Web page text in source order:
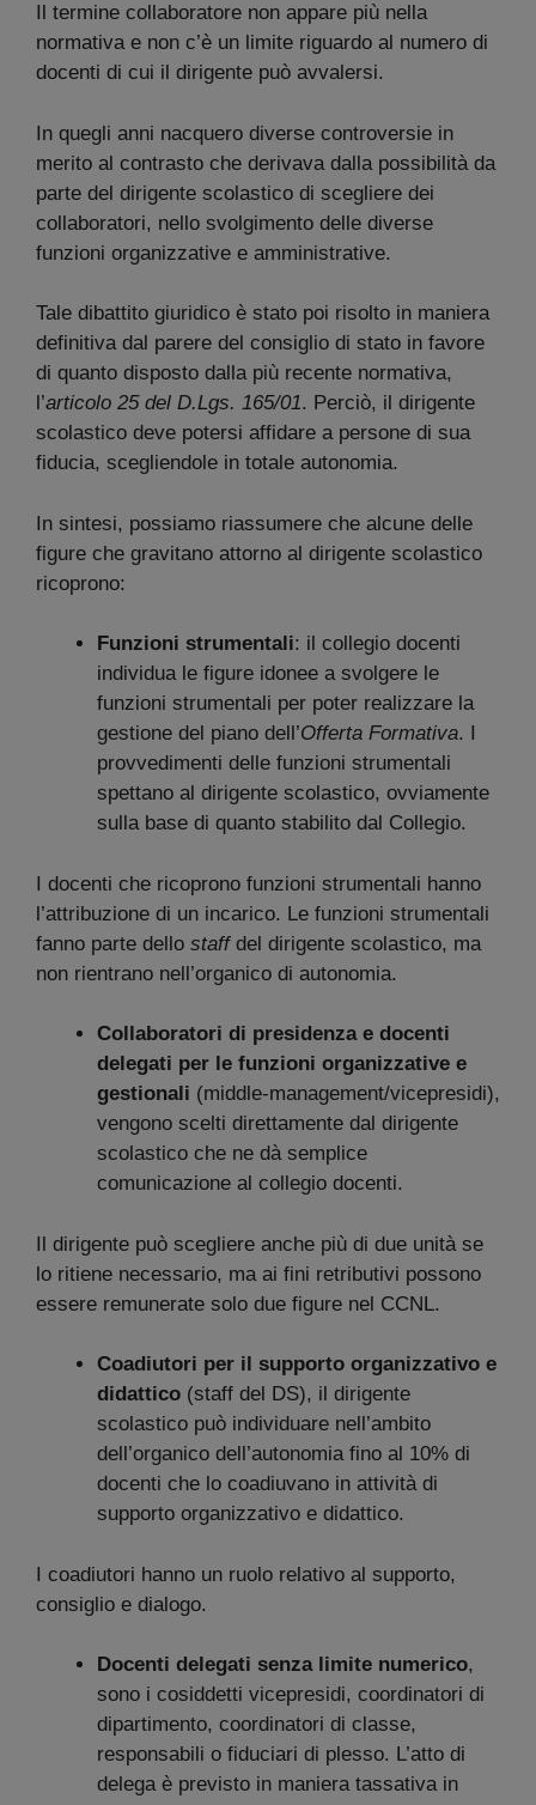
Il termine collaboratore non appare più nella
normativa e non c’è un limite riguardo al numero di
docenti di cui il dirigente può avvalersi.
In quegli anni nacquero diverse controversie in
merito al contrasto che derivava dalla possibilità da
parte del dirigente scolastico di scegliere dei
collaboratori, nello svolgimento delle diverse
funzioni organizzative e amministrative.
Tale dibattito giuridico è stato poi risolto in maniera
definitiva dal parere del consiglio di stato in favore
di quanto disposto dalla più recente normativa,
l’articolo 25 del D.Lgs. 165/01. Perciò, il dirigente
scolastico deve potersi affidare a persone di sua
fiducia, scegliendole in totale autonomia.
In sintesi, possiamo riassumere che alcune delle
figure che gravitano attorno al dirigente scolastico
ricoprono:
Funzioni strumentali: il collegio docenti
individua le figure idonee a svolgere le
funzioni strumentali per poter realizzare la
gestione del piano dell’Offerta Formativa. I
provvedimenti delle funzioni strumentali
spettano al dirigente scolastico, ovviamente
sulla base di quanto stabilito dal Collegio.
I docenti che ricoprono funzioni strumentali hanno
l’attribuzione di un incarico. Le funzioni strumentali
fanno parte dello staff del dirigente scolastico, ma
non rientrano nell’organico di autonomia.
Collaboratori di presidenza e docenti
delegati per le funzioni organizzative e
gestionali (middle-management/vicepresidi),
vengono scelti direttamente dal dirigente
scolastico che ne dà semplice
comunicazione al collegio docenti.
Il dirigente può scegliere anche più di due unità se
lo ritiene necessario, ma ai fini retributivi possono
essere remunerate solo due figure nel CCNL.
Coadiutori per il supporto organizzativo e
didattico (staff del DS), il dirigente
scolastico può individuare nell’ambito
dell’organico dell’autonomia fino al 10% di
docenti che lo coadiuvano in attività di
supporto organizzativo e didattico.
I coadiutori hanno un ruolo relativo al supporto,
consiglio e dialogo.
Docenti delegati senza limite numerico,
sono i cosiddetti vicepresidi, coordinatori di
dipartimento, coordinatori di classe,
responsabili o fiduciari di plesso. L’atto di
delega è previsto in maniera tassativa in